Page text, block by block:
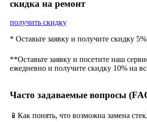
cкидка на ремонт
получить скидку
* Оставьте заявку и получите скидку
**Оставьте заявку и посетите наш
ежедневно и получите скидку 10% на
Часто задаваемые вопросы
📱Как понять, что возможна замена